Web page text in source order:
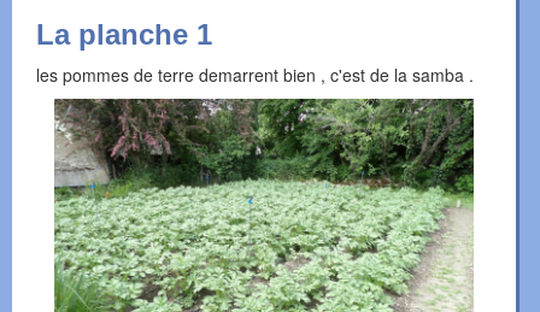
La planche 1
les pommes de terre demarrent bien , c'est de la samba .